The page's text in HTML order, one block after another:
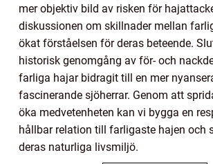
mer objektiv bild av risken för
diskussionen om skillnader mellan
ökat förståelsen för deras beteende.
historisk genomgång av för- och
farliga hajar bidragit till en mer
fascinerande sjöherrar. Genom att
öka medvetenheten kan vi bygga en
hållbar relation till farligaste hajen och
deras naturliga livsmiljö.